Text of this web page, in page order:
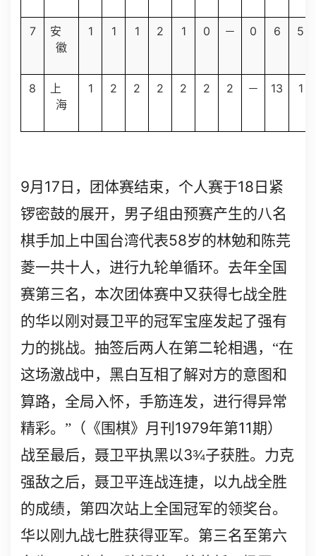
7
安
徽
1 1 1 2 1 0 － 0 6 5
8
上
海
1 2 2 2 2 2 2 － 13 1
9月 17 日，团体赛结束，个人赛于18 日紧
锣密鼓的展开，男子组由预赛产生的八名
棋手加上中国台湾代表58岁的林勉和陈芫
菱一共十人，进行九轮单循环。去年全国
赛第三名，本次团体赛中又获得七战全胜
的华以刚对聂卫平的冠军宝座发起了强有
力的挑战。抽签后两人在第二轮相遇，“在
这场激战中，黑白互相了解对方的意图和
算路，全局入怀，手筋连发，进行得异常
精彩。”（《围棋》月刊 1979年第11期）
战至最后，聂卫平执黑以3¾子获胜。力克
强敌之后，聂卫平连战连捷，以九战全胜
的成绩，第四次站上全国冠军的领奖台。
华以刚九战七胜获得亚军。第三名至第六